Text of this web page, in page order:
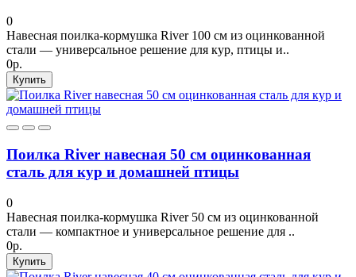
0
Навесная поилка-кормушка River 100 см из оцинкованной
стали — универсальное решение для кур, птицы и..
0р.
Купить
Поилка River навесная 50 см оцинкованная
сталь для кур и домашней птицы
0
Навесная поилка-кормушка River 50 см из оцинкованной
стали — компактное и универсальное решение для ..
0р.
Купить